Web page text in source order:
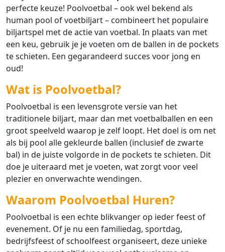
perfecte keuze! Poolvoetbal – ook wel bekend als
human pool of voetbiljart – combineert het populaire
biljartspel met de actie van voetbal. In plaats van met
een keu, gebruik je je voeten om de ballen in de pockets
te schieten. Een gegarandeerd succes voor jong en
oud!
Wat is Poolvoetbal?
Poolvoetbal is een levensgrote versie van het
traditionele biljart, maar dan met voetbalballen en een
groot speelveld waarop je zelf loopt. Het doel is om net
als bij pool alle gekleurde ballen (inclusief de zwarte
bal) in de juiste volgorde in de pockets te schieten. Dit
doe je uiteraard met je voeten, wat zorgt voor veel
plezier en onverwachte wendingen.
Waarom Poolvoetbal Huren?
Poolvoetbal is een echte blikvanger op ieder feest of
evenement. Of je nu een familiedag, sportdag,
bedrijfsfeest of schoolfeest organiseert, deze unieke